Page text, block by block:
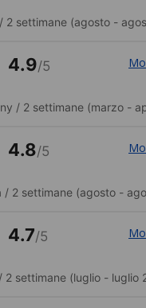
/ 2 settimane (agosto -
4.9/5
/ 2 settimane (marzo -
4.8/5
/ 2 settimane (agosto -
4.7/5
/ 2 settimane (luglio - luglio